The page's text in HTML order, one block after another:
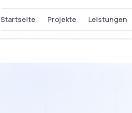
Startseite Projekte Leistungen